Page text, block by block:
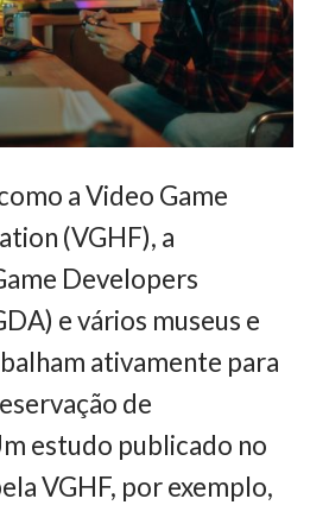
a Video Game
(VGHF), a
Developers
e vários museus e
ativamente para
de
estudo publicado no
VGHF, por exemplo,